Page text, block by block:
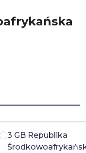
3 GB Republika